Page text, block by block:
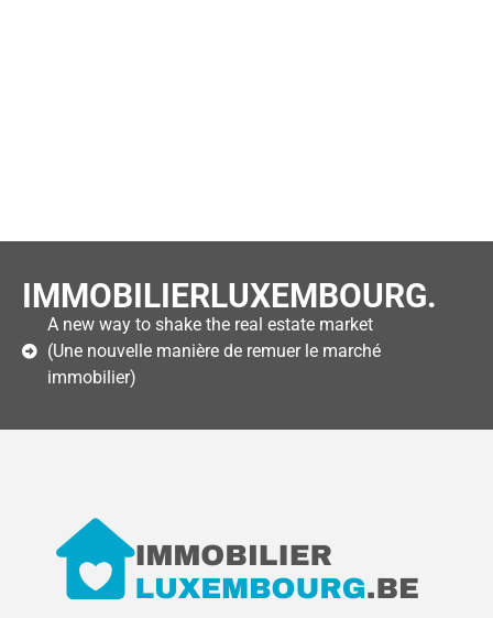
IMMOBILIERLUXEMBOURG.
A new way to shake the real estate market
(Une nouvelle manière de remuer le marché
immobilier)